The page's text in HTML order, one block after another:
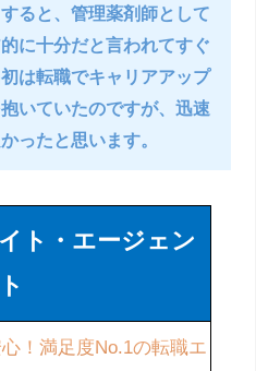
ると、管理薬剤師として
に十分だと言われてすぐ
は転職でキャリアアップ
いていたのですが、迅速
ったと思います。
ト・エージェン
ト
！満足度No.1の転職エ